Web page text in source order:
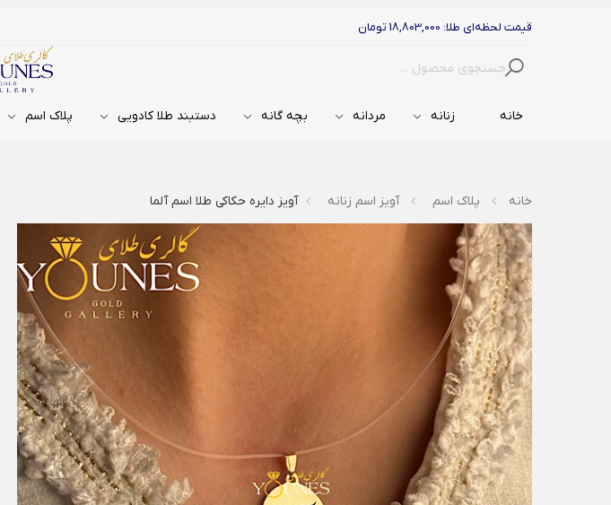
قیمت لحظه‌ای طلا: 18,803,000 تومان
جستجو
خانه زنانه مردانه بچه گانه دستبند طلا کادویی پلاک اسم
خانه پلاک اسم آویز اسم زنانه آویز دایره حکاکی طلا اسم آلما